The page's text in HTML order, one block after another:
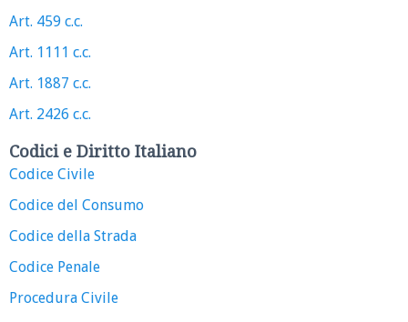
Art. 459 c.c.
Art. 1111 c.c.
Art. 1887 c.c.
Art. 2426 c.c.
Codici e Diritto Italiano
Codice Civile
Codice del Consumo
Codice della Strada
Codice Penale
Procedura Civile